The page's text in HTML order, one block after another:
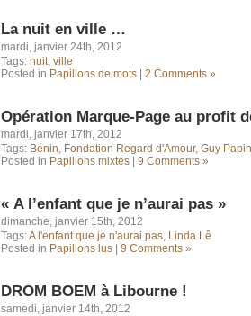
La nuit en ville …
mardi, janvier 24th, 2012
Tags: nuit, ville
Posted in Papillons de mots 2 Comments »
Opération Marque-Page au profit
mardi, janvier 17th, 2012
Tags: Bénin, Fondation Regard d'Amour, Guy Papin
Posted in Papillons mixtes 9 Comments »
« A l’enfant que je n’aurai pas »
dimanche, janvier 15th, 2012
Tags:A l'enfant que je n'aurai pas, Linda Lê
Posted in Papillons lus 9 Comments »
DROM BOEM à Libourne !
samedi, janvier 14th, 2012